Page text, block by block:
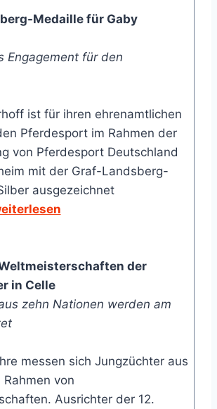
Medaille für Gaby
Engagement für den
ist für ihren ehrenamtlichen
Pferdesport im Rahmen der
von Pferdesport Deutschland
mit der Graf-Landsberg-
ausgezeichnet
Weltmeisterschaften der
in Celle
zehn Nationen werden am
messen sich Jungzüchter aus
von
Ausrichter der 12.